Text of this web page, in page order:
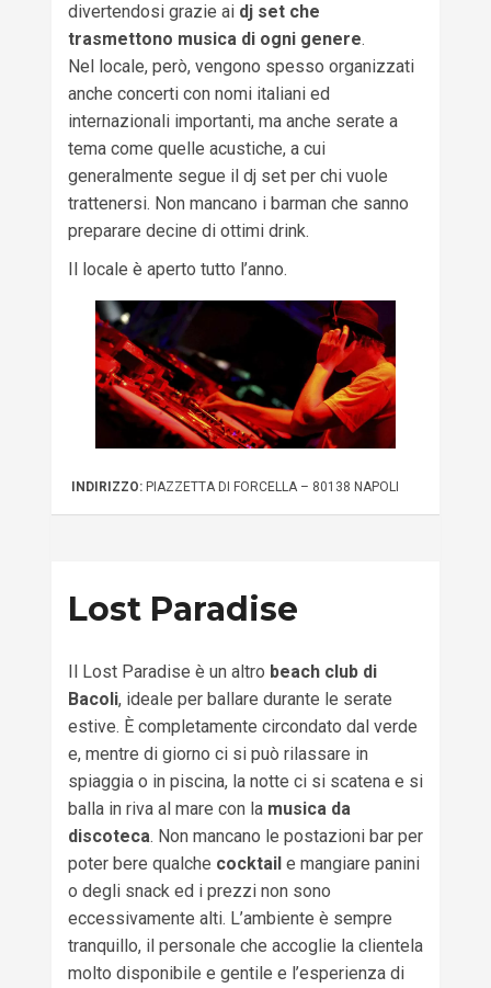
divertendosi grazie ai dj set che
trasmettono musica di ogni genere.
Nel locale, però, vengono spesso organizzati
anche concerti con nomi italiani ed
internazionali importanti, ma anche serate a
tema come quelle acustiche, a cui
generalmente segue il dj set per chi vuole
trattenersi. Non mancano i barman che sanno
preparare decine di ottimi drink.
Il locale è aperto tutto l’anno.
INDIRIZZO:PIAZZETTA DI FORCELLA – 80138 NAPOLI
Lost Paradise
Il Lost Paradise è un altro beach club di
Bacoli, ideale per ballare durante le serate
estive. È completamente circondato dal verde
e, mentre di giorno ci si può rilassare in
spiaggia o in piscina, la notte ci si scatena e si
balla in riva al mare con la musica da
discoteca. Non mancano le postazioni bar per
poter bere qualche cocktaile mangiare panini
o degli snack ed i prezzi non sono
eccessivamente alti. L’ambiente è sempre
tranquillo, il personale che accoglie la clientela
molto disponibile e gentile e l’esperienza di